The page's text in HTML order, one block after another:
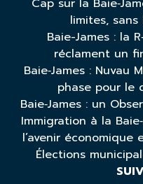
Cap sur la
limites,
Baie-James : la
réclament un
Baie‑James : Nuvau
phase pour le
Baie‑James : un
Immigration à la
l’avenir
Élections